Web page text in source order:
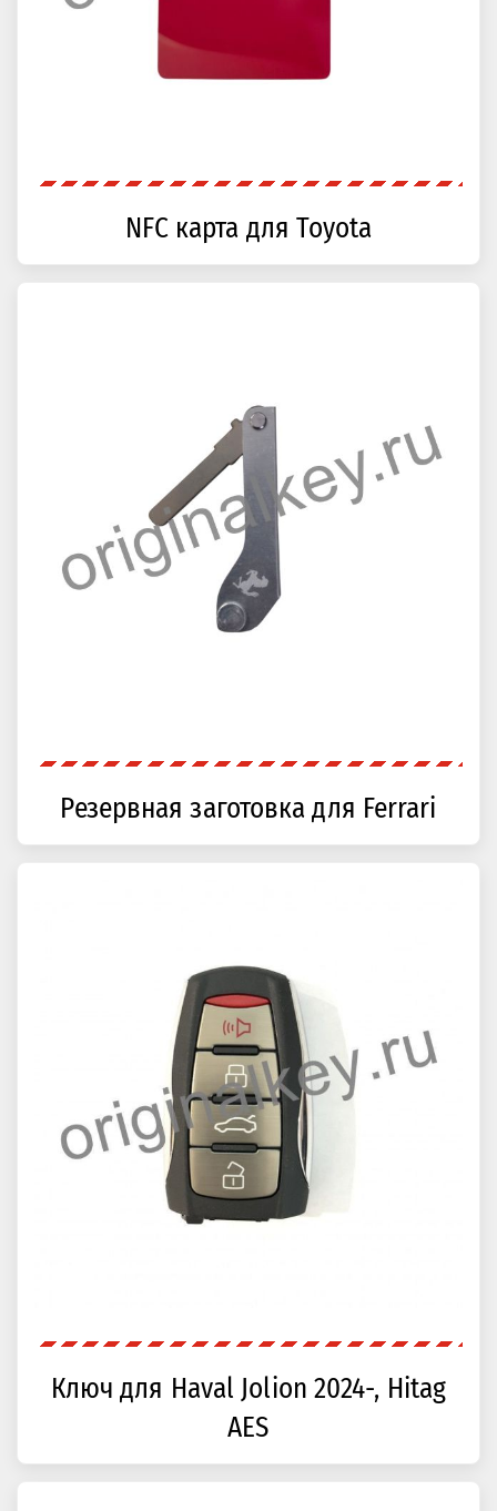
NFC карта для Toyota
Резервная заготовка для Ferrari
Ключ для Haval Jolion 2024-, Hitag
AES